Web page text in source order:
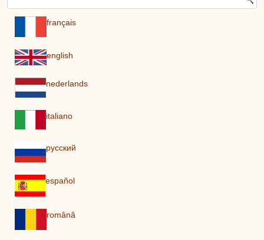
français
english
nederlands
italiano
pусский
español
românâ